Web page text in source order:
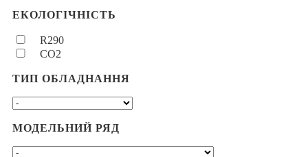
ЕКОЛОГІЧНІСТЬ
R290
CO2
ТИП ОБЛАДНАННЯ
МОДЕЛЬНИЙ РЯД